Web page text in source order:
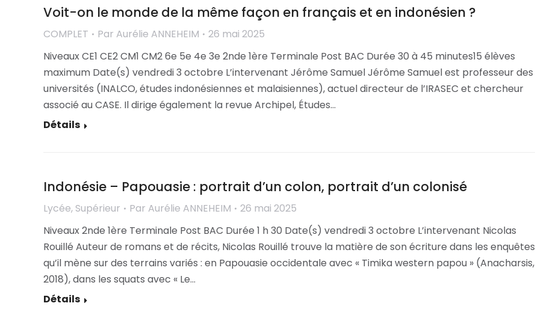
Voit-on le monde de la même façon en français et en indonésien ?
COMPLET Par Aurélie ANNEHEIM
26 mai 2025
Niveaux CE1 CE2 CM1 CM2 6e 5e 4e 3e 2nde 1ère Terminale Post BAC Durée 30 à 45 minutes15 élèves
maximum Date(s) vendredi 3 octobre L’intervenant Jérôme Samuel Jérôme Samuel est professeur des
universités (INALCO, études indonésiennes et malaisiennes), actuel directeur de l’IRASEC et chercheur
associé au CASE. Il dirige également la revue Archipel, Études…
Détails
Indonésie – Papouasie : portrait d’un colon, portrait d’un colonisé
Lycée, Supérieur Par Aurélie ANNEHEIM
26 mai 2025
Niveaux 2nde 1ère Terminale Post BAC Durée 1 h 30 Date(s) vendredi 3 octobre L’intervenant Nicolas
Rouillé Auteur de romans et de récits, Nicolas Rouillé trouve la matière de son écriture dans les enquêtes
qu’il mène sur des terrains variés : en Papouasie occidentale avec « Timika western papou » (Anacharsis,
2018), dans les squats avec « Le…
Détails